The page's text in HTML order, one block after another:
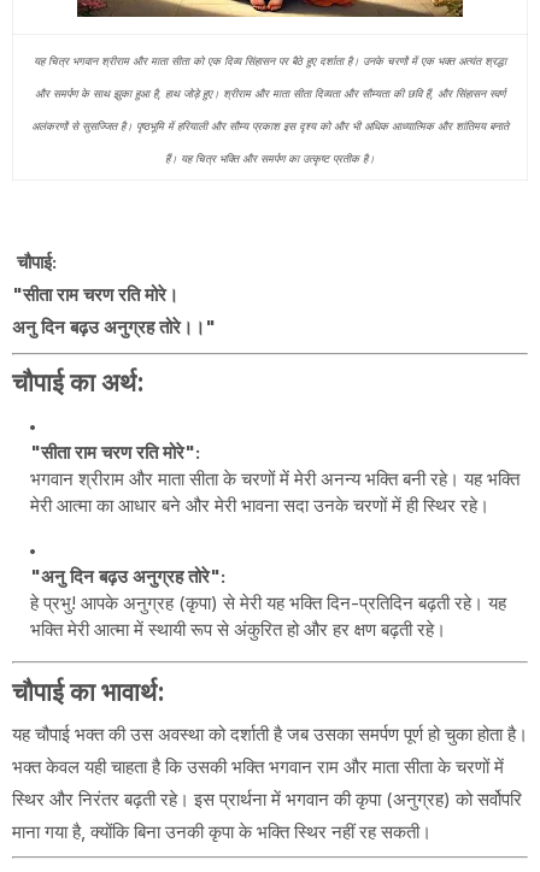
यह चित्र भगवान श्रीराम और माता सीता को एक दिव्य सिंहासन पर बैठे हुए दर्शाता है। उनके चरणों में एक भक्त अत्यंत श्रद्धा
और समर्पण के साथ झुका हुआ है, हाथ जोड़े हुए। श्रीराम और माता सीता दिव्यता और सौम्यता की छवि हैं, और सिंहासन स्वर्ण
अलंकरणों से सुसज्जित है। पृष्ठभूमि में हरियाली और सौम्य प्रकाश इस दृश्य को और भी अधिक आध्यात्मिक और शांतिमय बनाते
हैं। यह चित्र भक्ति और समर्पण का उत्कृष्ट प्रतीक है।
चौपाई:
"सीता राम चरण रति मोरे।
अनु दिन बढ़उ अनुग्रह तोरे।।"
चौपाई का अर्थ:
"सीता राम चरण रति मोरे":
भगवान श्रीराम और माता सीता के चरणों में मेरी अनन्य भक्ति बनी रहे। यह भक्ति
मेरी आत्मा का आधार बने और मेरी भावना सदा उनके चरणों में ही स्थिर रहे।
"अनु दिन बढ़उ अनुग्रह तोरे":
हे प्रभु! आपके अनुग्रह (कृपा) से मेरी यह भक्ति दिन-प्रतिदिन बढ़ती रहे। यह
भक्ति मेरी आत्मा में स्थायी रूप से अंकुरित हो और हर क्षण बढ़ती रहे।
चौपाई का भावार्थ:
यह चौपाई भक्त की उस अवस्था को दर्शाती है जब उसका समर्पण पूर्ण हो चुका होता है।
भक्त केवल यही चाहता है कि उसकी भक्ति भगवान राम और माता सीता के चरणों में
स्थिर और निरंतर बढ़ती रहे। इस प्रार्थना में भगवान की कृपा (अनुग्रह) को सर्वोपरि
माना गया है, क्योंकि बिना उनकी कृपा के भक्ति स्थिर नहीं रह सकती।